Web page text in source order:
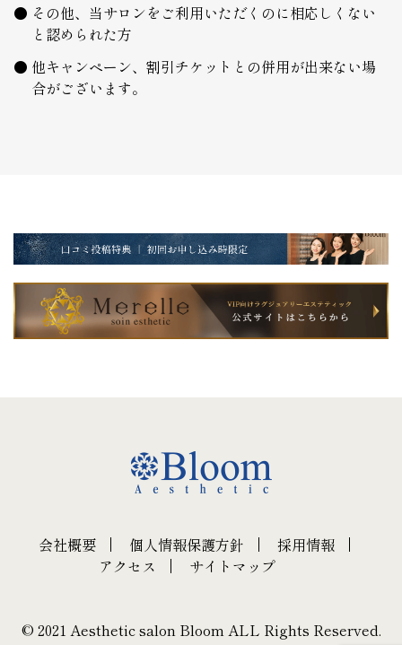
その他、当サロンをご利用いただくのに相応しくない
と認められた方
他キャンペーン、割引チケットとの併用が出来ない場
合がございます。
会社概要 個人情報保護方針
採用情報
アクセス
サイトマップ
© 2021 Aesthetic salon Bloom ALL Rights Reserved.